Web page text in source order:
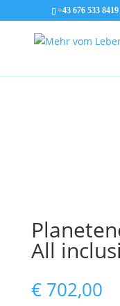
Skip To Navigation Skip
+43 676 533 8419
All
€702,00